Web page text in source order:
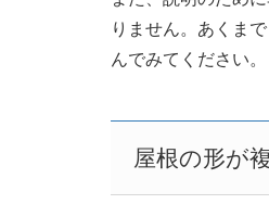
りません。あくま
んでみてください。
屋根の形が